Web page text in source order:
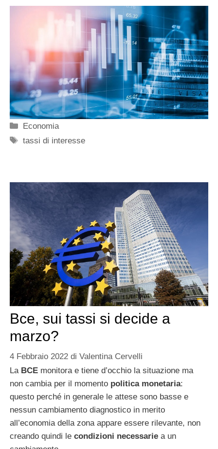
Categorie
Economia
Tag
tassi di interesse
Bce, sui tassi si decide a
marzo?
4 Febbraio 2022 di Valentina Cervelli
La BCE monitora e tiene d’occhio la situazione ma
non cambia per il momento politica monetaria:
questo perché in generale le attese sono basse e
nessun cambiamento diagnostico in merito
all’economia della zona appare essere rilevante, non
creando quindi le condizioni necessarie a un